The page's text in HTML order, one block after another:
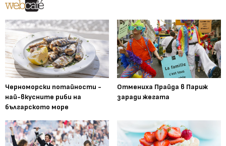
Черноморски потайности -
най-вкусните риби на
българското море
Отмениха Прайда в Париж
заради жегата